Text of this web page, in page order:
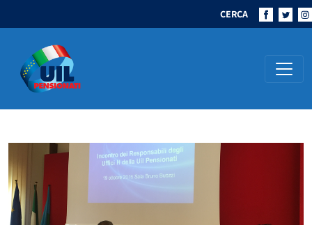
CERCA
Navigazione principale